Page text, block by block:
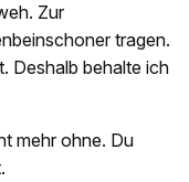
Zur
tragen.
Deshalb behalte ich
mehr ohne. Du